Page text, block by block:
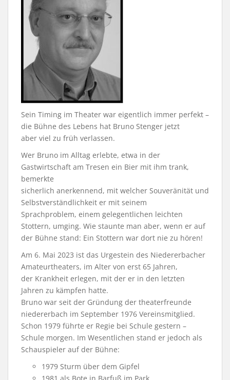
Sein Timing im Theater war eigentlich immer perfekt –
die Bühne des Lebens hat Bruno Stenger jetzt
aber viel zu früh verlassen.
Wer Bruno im Alltag erlebte, etwa in der
Gastwirtschaft am Tresen ein Bier mit ihm trank,
bemerkte
sicherlich anerkennend, mit welcher Souveränität und
Selbstverständlichkeit er mit seinem
Sprachproblem, einem gelegentlichen leichten
Stottern, umging. Wie staunte man aber, wenn er auf
der Bühne stand: Ein Stottern war dort nie zu hören!
Am 6. Mai 2023 ist das Urgestein des Niedererbacher
Amateurtheaters, im Alter von erst 65 Jahren,
der Krankheit erlegen, mit der er in den letzten
Jahren zu kämpfen hatte.
Bruno war seit der Gründung der theaterfreunde
niedererbach im September 1976 Vereinsmitglied.
Schon 1979 führte er Regie bei Schule gestern –
Schule morgen. Im Wesentlichen stand er jedoch als
Schauspieler auf der Bühne:
1979 Sturm über dem Gipfel